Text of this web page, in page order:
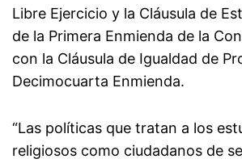
Libre Ejercicio y la Cláusula de
de la Primera Enmienda de la
con la Cláusula de Igualdad de
Decimocuarta Enmienda.
“Las políticas que tratan a los
religiosos como ciudadanos de